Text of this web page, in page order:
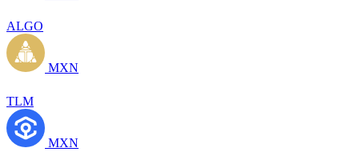
ALGO
MXN
TLM
MXN